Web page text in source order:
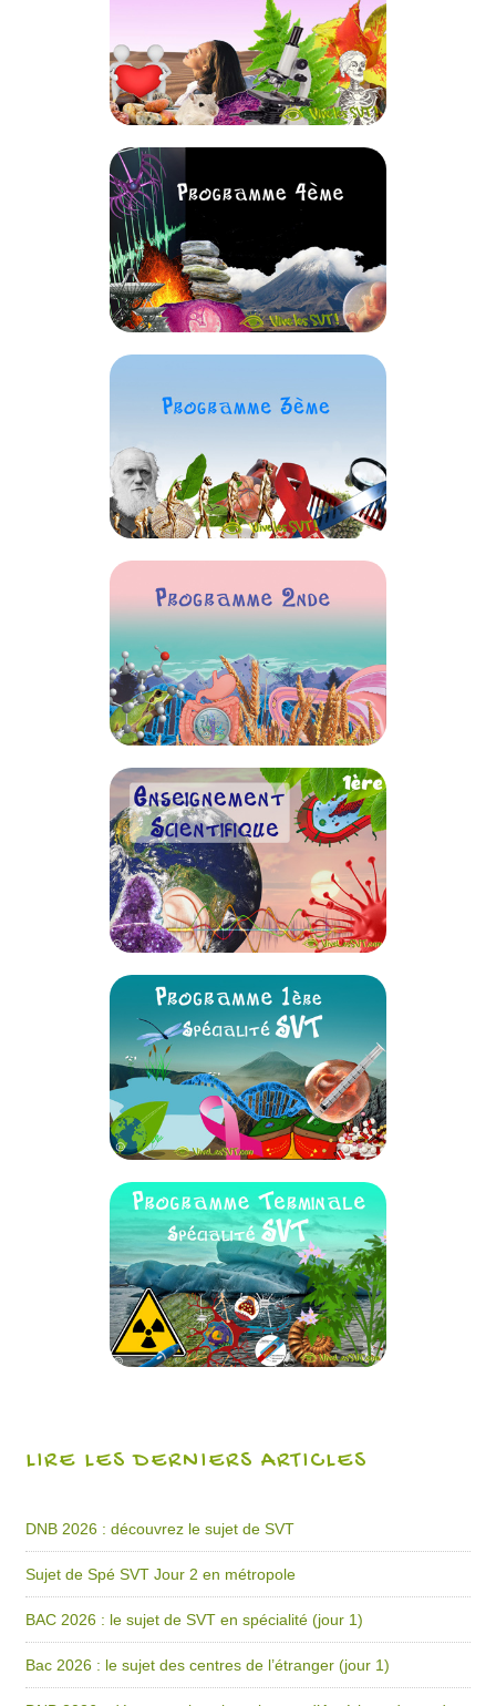
LIRE LES DERNIERS ARTICLES
DNB 2026 : découvrez le sujet de SVT
Sujet de Spé SVT Jour 2 en métropole
BAC 2026 : le sujet de SVT en spécialité (jour 1)
Bac 2026 : le sujet des centres de l’étranger (jour 1)